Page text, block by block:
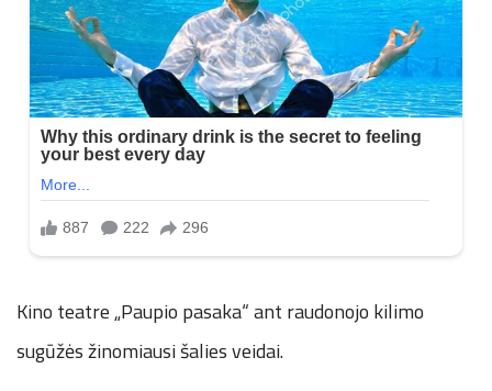
Kino teatre „Paupio pasaka“ ant raudonojo kilimo
sugūžės žinomiausi šalies veidai.